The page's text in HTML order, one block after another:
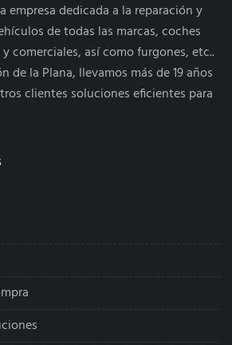
empresa dedicada a la reparación y
de todas las marcas, coches
comerciales, así como furgones, etc..
de la Plana, llevamos más de 19 años
clientes soluciones eficientes para